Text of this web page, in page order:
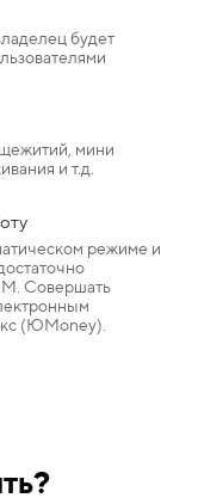
будет
мини
и т.д.
режиме и
Совершать
(ЮMoney).